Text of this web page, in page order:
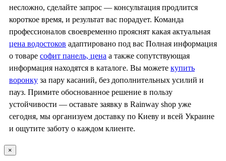
несложно, сделайте запрос — консультация продлится
короткое время, и результат вас порадует. Команда
профессионалов своевременно прояснят какая актуальная
цена водостоков адаптировано под вас Полная информация
о товаре софит панель, цена а также сопутствующая
информация находятся в каталоге. Вы можете купить
воронку за пару касаний, без дополнительных усилий и
пауз. Примите обоснованное решение в пользу
устойчивости — оставьте заявку в Rainway shop уже
сегодня, мы организуем доставку по Киеву и всей Украине
и ощутите заботу о каждом клиенте.
×